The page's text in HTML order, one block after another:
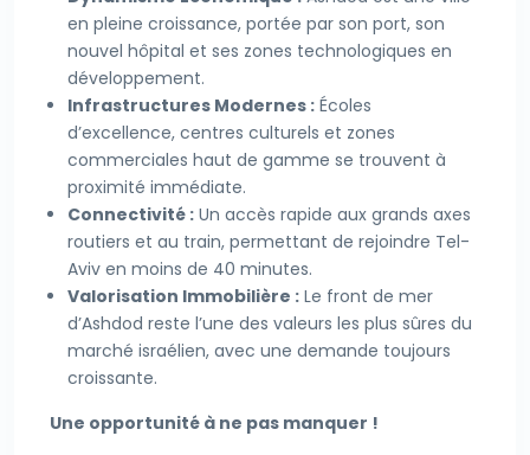
en pleine croissance, portée par son port, son
nouvel hôpital et ses zones technologiques en
développement.
Infrastructures Modernes : Écoles
d’excellence, centres culturels et zones
commerciales haut de gamme se trouvent à
proximité immédiate.
Connectivité : Un accès rapide aux grands axes
routiers et au train, permettant de rejoindre Tel-
Aviv en moins de 40 minutes.
Valorisation Immobilière : Le front de mer
d’Ashdod reste l’une des valeurs les plus sûres du
marché israélien, avec une demande toujours
croissante.
Une opportunité à ne pas manquer !